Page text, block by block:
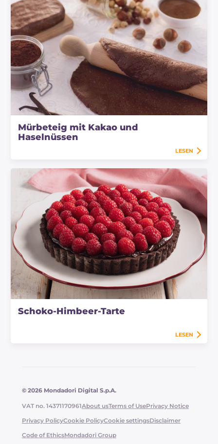
Mürbeteig mit Kakao und
Haselnüssen
LESEN
Schoko-Himbeer-Tarte
LESEN
© 2026 Mondadori Digital S.p.A.
VAT no. 14371170961About usTerms of UsePrivacy Notice
Privacy PolicyCookie PolicyCookie settingsDisclaimer
Code of EthicsMondadori Group